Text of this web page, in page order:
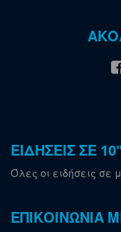
ΕΙΔΗΣΕΙΣ ΣΕ 10"
Όλες οι ειδήσεις σε
ΕΠΙΚΟΙΝΩΝΙΑ